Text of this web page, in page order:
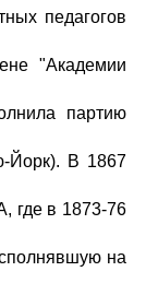
педагогов
"Академии
партию
Йорк). В 1867
где в 1873-76
на